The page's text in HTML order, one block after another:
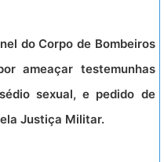
do Corpo de Bombeiros
ameaçar testemunhas
sexual, e pedido de
Justiça Militar.